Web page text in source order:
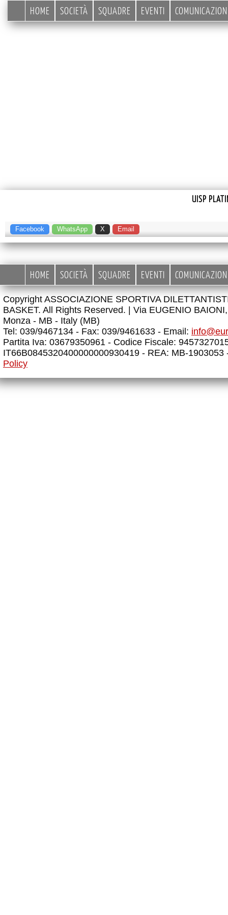
HOME SOCIETÀ SQUADRE EVENTI
UISP
Facebook WhatsApp X Email
HOME SOCIETÀ SQUADRE EVENTI
Copyright ASSOCIAZIONE SPORTIVA
BASKET. All Rights Reserved. | Via EUGENIO
Monza - MB - Italy (MB)
Tel: 039/9467134 - Fax: 039/9461633 - Email:
Partita Iva: 03679350961 - Codice Fiscale:
IT66B0845320400000000930419 - REA: MB-
Policy